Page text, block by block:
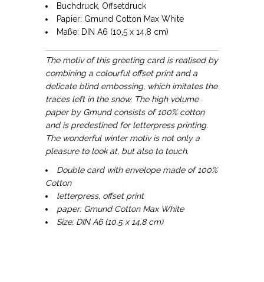
Buchdruck, Offsetdruck
Papier: Gmund Cotton Max White
Maße: DIN A6 (10,5 x 14,8 cm)
The motiv of this greeting card is realised by
combining a colourful offset print and a
delicate blind embossing, which imitates the
traces left in the snow. The high volume
paper by Gmund consists of 100% cotton
and is predestined for letterpress printing.
The wonderful winter motiv is not only a
pleasure to look at, but also to touch.
Double card with envelope made of100%
Cotton
letterpress, offset print
paper: Gmund Cotton Max White
Size: DIN A6 (10,5 x 14,8 cm)